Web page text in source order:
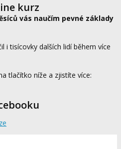
kurz
vás naučím pevné základy
i tisícovky dalších lidí během více
tlačítko níže a zjistíte více: